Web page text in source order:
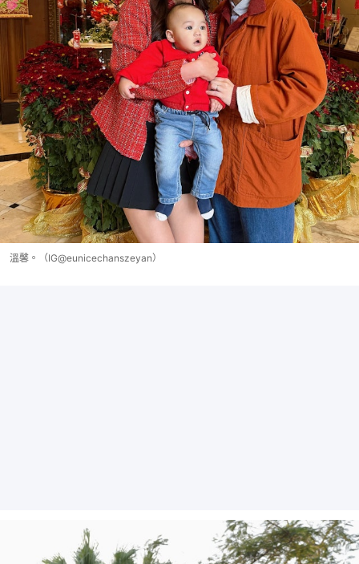
溫馨。（IG@eunicechanszeyan）